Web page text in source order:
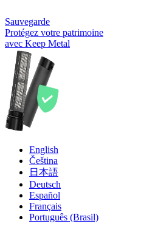
Sauvegarde
Protégez votre patrimoine
avec Keep Metal
English
Čeština
日本語
Deutsch
Español
Français
Português (Brasil)